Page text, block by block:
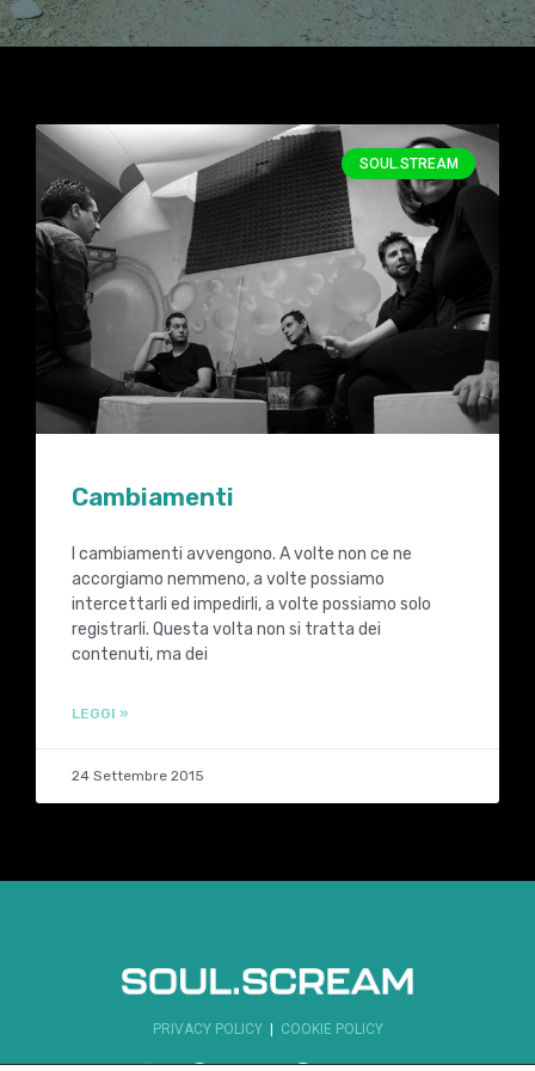
SOUL.STREAM
Cambiamenti
I cambiamenti avvengono. A volte non ce ne
accorgiamo nemmeno, a volte possiamo
intercettarli ed impedirli, a volte possiamo solo
registrarli. Questa volta non si tratta dei
contenuti, ma dei
LEGGI »
24 Settembre 2015
PRIVACY POLICY| COOKIE POLICY